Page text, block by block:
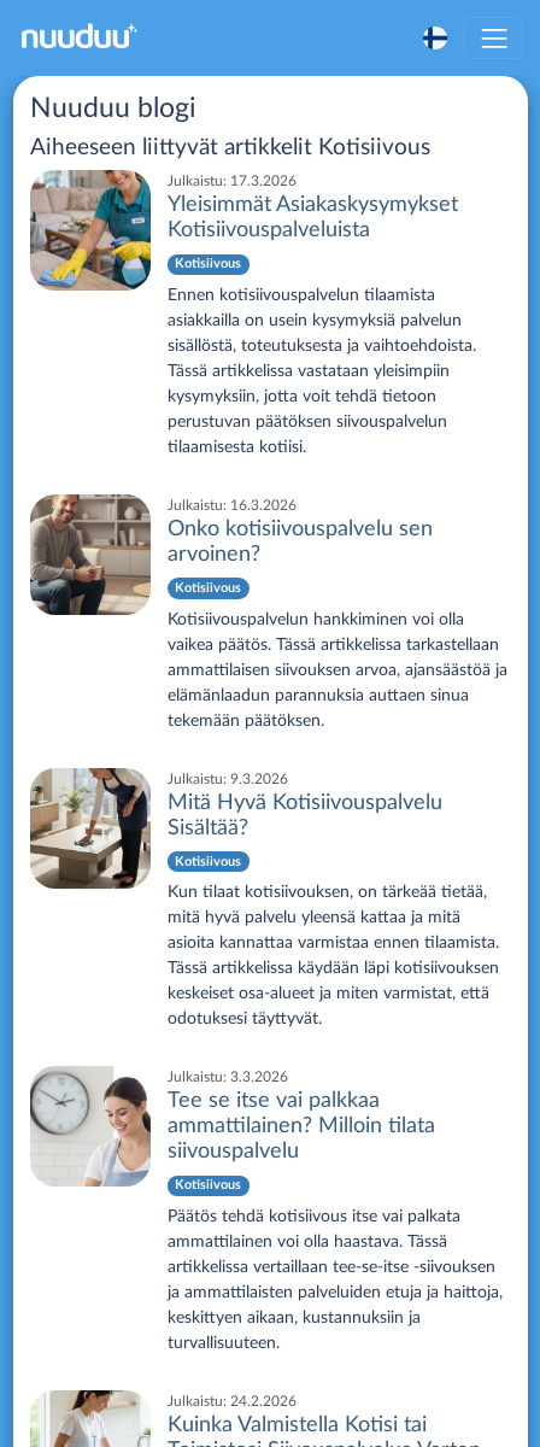
Nuuduu blogi
Aiheeseen liittyvät artikkelitKotisiivous
Julkaistu: 17.3.2026
Yleisimmät Asiakaskysymykset
Kotisiivouspalveluista
Kotisiivous
Ennen kotisiivouspalvelun tilaamista
asiakkailla on usein kysymyksiä palvelun
sisällöstä, toteutuksesta ja vaihtoehdoista.
Tässä artikkelissa vastataan yleisimpiin
kysymyksiin, jotta voit tehdä tietoon
perustuvan päätöksen siivouspalvelun
tilaamisesta kotiisi.
Julkaistu: 16.3.2026
Onko kotisiivouspalvelu sen
arvoinen?
Kotisiivous
Kotisiivouspalvelun hankkiminen voi olla
vaikea päätös. Tässä artikkelissa tarkastellaan
ammattilaisen siivouksen arvoa, ajansäästöä ja
elämänlaadun parannuksia auttaen sinua
tekemään päätöksen.
Julkaistu: 9.3.2026
Mitä Hyvä Kotisiivouspalvelu
Sisältää?
Kotisiivous
Kun tilaat kotisiivouksen, on tärkeää tietää,
mitä hyvä palvelu yleensä kattaa ja mitä
asioita kannattaa varmistaa ennen tilaamista.
Tässä artikkelissa käydään läpi kotisiivouksen
keskeiset osa-alueet ja miten varmistat, että
odotuksesi täyttyvät.
Julkaistu: 3.3.2026
Tee se itse vai palkkaa
ammattilainen? Milloin tilata
siivouspalvelu
Kotisiivous
Päätös tehdä kotisiivous itse vai palkata
ammattilainen voi olla haastava. Tässä
artikkelissa vertaillaan tee-se-itse -siivouksen
ja ammattilaisten palveluiden etuja ja haittoja,
keskittyen aikaan, kustannuksiin ja
turvallisuuteen.
Julkaistu: 24.2.2026
Kuinka Valmistella Kotisi tai